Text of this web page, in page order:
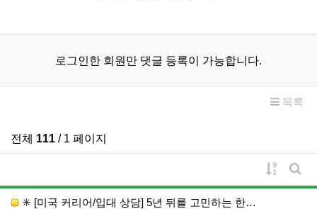
로그인한 회원만 댓글 등록이 가능합니다.
목록
전체 111 / 1 페이지
게시물
게
✳️ [미국 커리어/입대 상담] 5년 뒤를 고민하는 한…